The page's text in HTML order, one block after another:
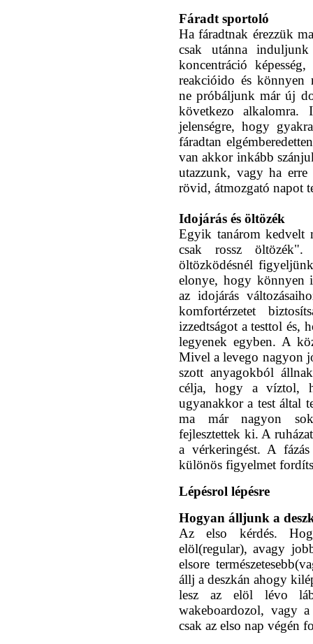
Fáradt sportoló
Ha fáradtnak érezzük
csak utánna
koncentráció
reakcióido és könnyen
ne próbáljunk már új
következo
jelenségre, hogy
fáradtan
van akkor inkább
utazzunk, vagy ha
rövid, átmozgató napot
Idojárás és öltözék
Egyik tanárom kedvelt
csak rossz
öltözködésnél
elonye, hogy könnyen
az idojárás
komfortérzetet
izzedtságot a testtol és,
legyenek egyben. A
Mivel a levego nagyon
szott anyagokból
célja, hogy a víztol,
ugyanakkor a test által
ma már nagyon
fejlesztettek ki. A
a vérkeringést. A
különös figyelmet
Lépésrol lépésre
Hogyan álljunk a
Az elso kérdés.
elöl(regular), avagy
elsore
állj a deszkán ahogy
lesz az elöl lévo
wakeboardozol, vagy
csak az elso nap végén